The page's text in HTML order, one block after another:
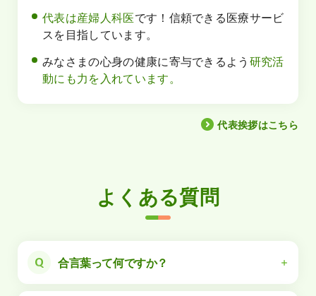
代表は産婦人科医です！信頼できる医療サービ
スを目指しています。
みなさまの心身の健康に寄与できるよう 研究活
動にも力を入れています。
代表挨拶はこちら
よくある質問
合言葉って何ですか？
産婦人科・小児科オンラインの会員登録時に必要